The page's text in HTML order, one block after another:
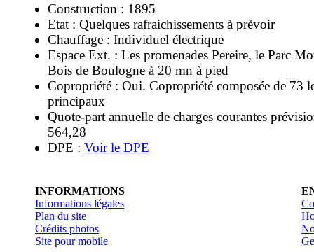
Construction : 1895
Etat : Quelques rafraichissements à prévoir
Chauffage : Individuel électrique
Espace Ext. : Les promenades Pereire, le Parc
Bois de Boulogne à 20 mn à pied
Copropriété : Oui. Copropriété composée de 73
principaux
Quote-part annuelle de charges courantes
564,28
DPE : Voir le DPE
INFORMATIONS
Informations légales
Plan du site
Crédits photos
Site pour mobile